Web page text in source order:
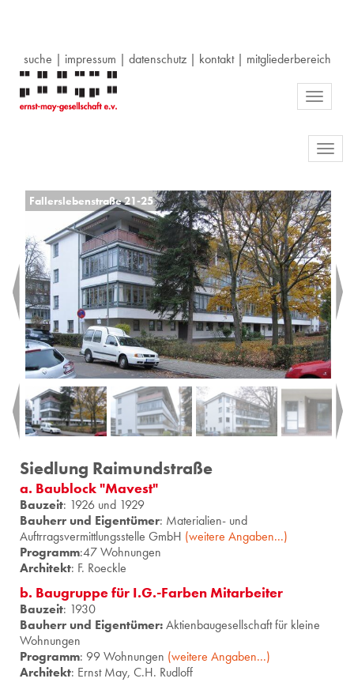
suche | impressum | datenschutz| kontakt| mitgliederbereich
Toggle
Fallerslebenstraße 21-25
Siedlung Raimundstraße
a. Baublock "Ma­vest"
Bauzeit: 1926 und 1929
Bauherr und Eigentümer: Materialien- und
Auftrragsvermittlungsstelle GmbH (weitere Angaben...)
Programm:47 Wohnungen
Architekt: F. Roeckle
b. Baugruppe für I.G.-Farben Mitarbeiter
Bauzeit: 1930
Bauherr und Eigentümer:Aktienbaugesellschaft für kleine
Wohnungen
Programm: 99 Wohnungen (weitere Angaben...)
Architekt: Ernst May, C.H. Rudloff